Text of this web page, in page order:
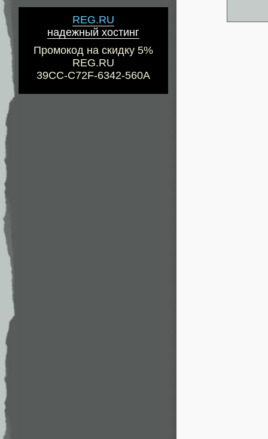
REG.RU
надежный хостинг
Промокод на скидку 5%
REG.RU
39CC-C72F-6342-560A